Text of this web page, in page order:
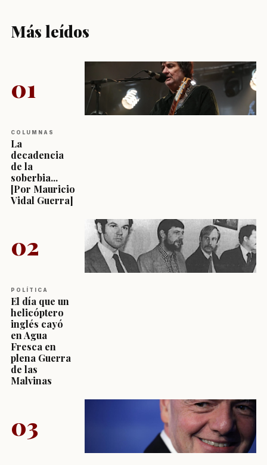
Más leídos
01
COLUMNAS
La
decadencia
de la
soberbia...
[Por Mauricio
Vidal Guerra]
02
POLÍTICA
El día que un
helicóptero
inglés cayó
en Agua
Fresca en
plena Guerra
de las
Malvinas
03